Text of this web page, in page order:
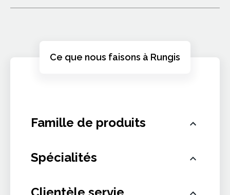
Ce que nous faisons à Rungis
Famille de produits
Non renseigné
Spécialités
Non renseigné